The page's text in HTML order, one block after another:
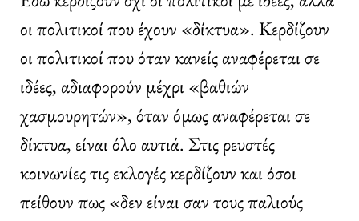
οι πολιτικοί που έχουν «δίκτυα». Κερδίζουν
οι πολιτικοί που όταν κανείς αναφέρεται σε
ιδέες, αδιαφορούν μέχρι «βαθιών
χασμουρητών», όταν όμως αναφέρεται σε
δίκτυα, είναι όλο αυτιά. Στις ρευστές
κοινωνίες τις εκλογές κερδίζουν και όσοι
πείθουν πως «δεν είναι σαν τους παλιούς